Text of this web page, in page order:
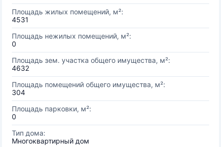
Площадь жилых помещений, м²:
4531
Площадь нежилых помещений, м²:
0
Площадь зем. участка общего имущества, м²:
4632
Площадь помещений общего имущества, м²:
304
Площадь парковки, м²:
0
Тип дома:
Многоквартирный дом